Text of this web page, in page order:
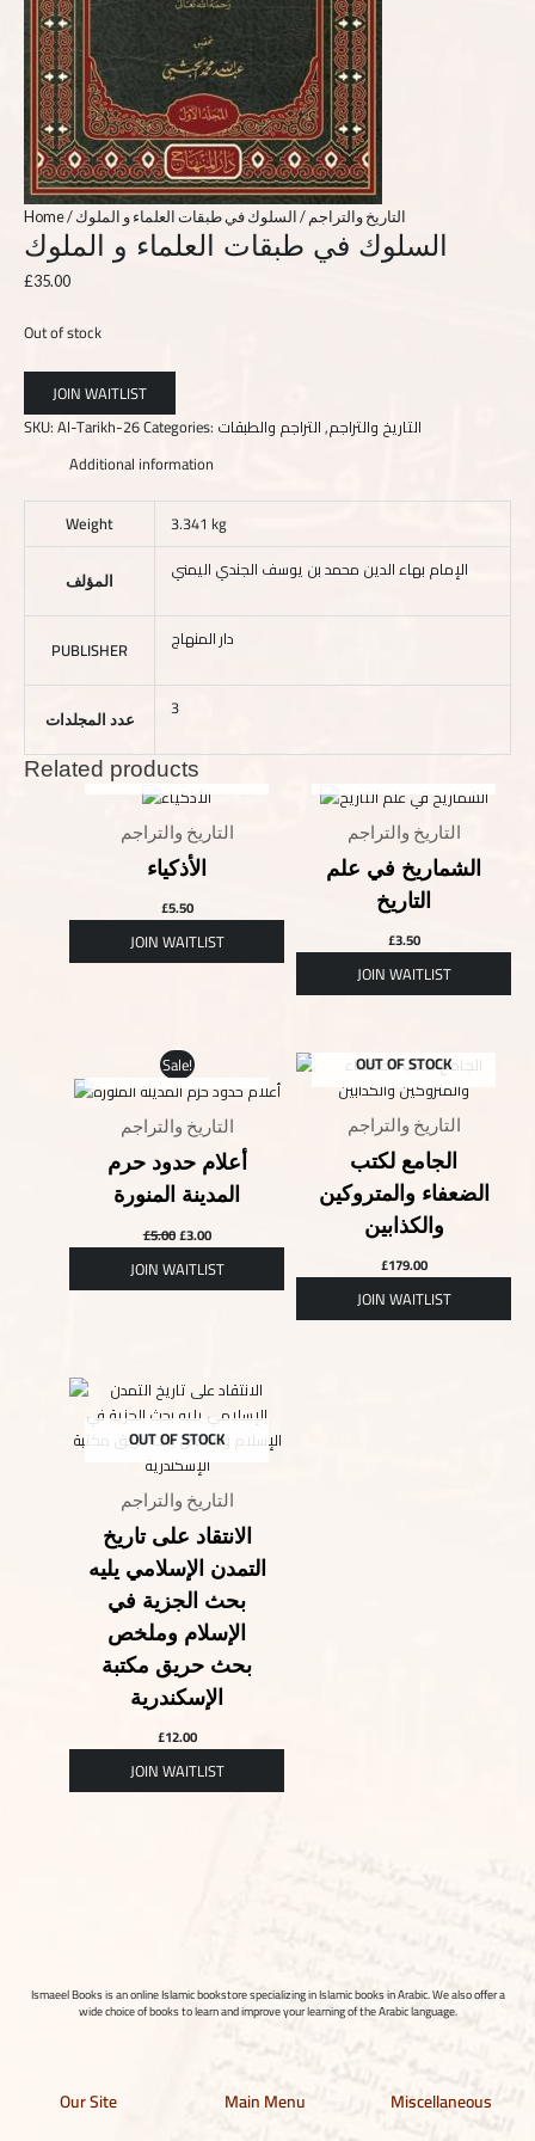
Home/ التاريخ والتراجم / السلوك في طبقات العلماء و الملوك
السلوك في طبقات العلماء و الملوك
£35.00
Out of stock
SKU:Al-Tarikh-26Categories: التاريخ والتراجم,التراجم والطبقات
Additional information
Weight
3.341 kg
المؤلف
الإمام بهاء الدين محمد بن يوسف الجندي اليمني
PUBLISHER دار المنهاج
عدد المجلدات 3
Related products
OUT OF STOCK
التاريخ والتراجم
الأذكياء
£5.50
التاريخ والتراجم
الشماريخ في علم
التاريخ
£3.50
Sale!
OUT OF STOCK
التاريخ والتراجم
أعلام حدود حرم
المدينة المنورة
£5.00
Original
price
was:
£5.00.
£3.00
is:
£3.00.
OUT OF STOCK
التاريخ والتراجم
الجامع لكتب
الضعفاء والمتروكين
والكذابين
£179.00
OUT OF STOCK
التاريخ والتراجم
الانتقاد على تاريخ
التمدن الإسلامي يليه
بحث الجزية في
الإسلام وملخص
بحث حريق مكتبة
الإسكندرية
£12.00
Ismaeel Books is an online Islamic bookstore specializing in Islamic books in Arabic. We also offer a
wide choice of books to learn and improve your learning of the Arabic language.
Our Site Main Menu Miscellaneous